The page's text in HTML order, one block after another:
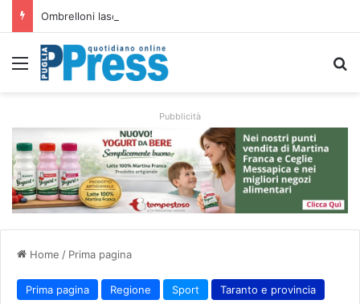
Menu
Pubblicità
Home / Prima pagina
Prima pagina Regione Sport Taranto e provincia